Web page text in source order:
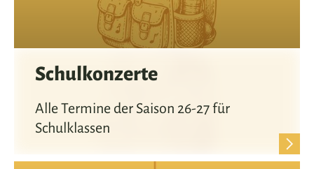
Schulkonzerte
Alle Termine der Saison 26-27 für
Schulklassen